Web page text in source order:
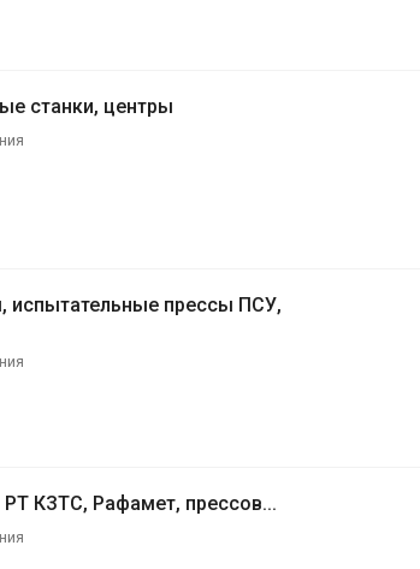
станки, центры
прессы ПСУ,
КЗТС, Рафамет, прессов...